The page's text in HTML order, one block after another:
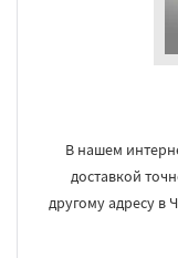
В нашем
доставкой
другому адресу в